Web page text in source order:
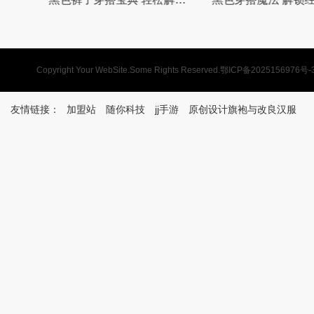
Copyright Your WebSite.Some Rights Reserved.鄂ICP备2025156976号-
友情链接： 加盟站 随你科技 jj手游 原创设计旗袍与改良汉服